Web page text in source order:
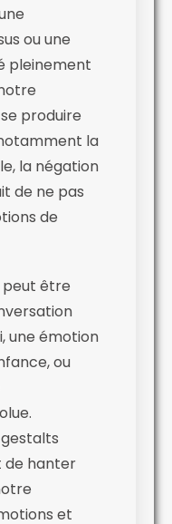
ou une
pleinement
produire
la
la négation
de ne pas
de
peut être
une émotion
ou
gestalts
de hanter
et